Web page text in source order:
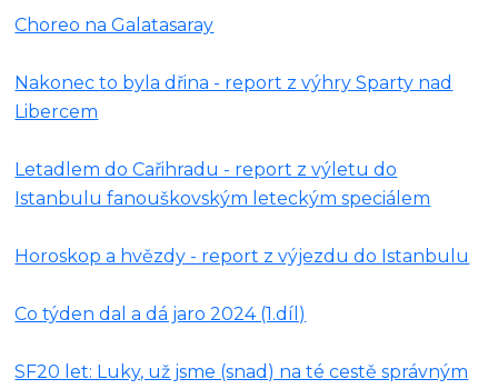
Choreo na Galatasaray
Nakonec to byla dřina - report z výhry Sparty nad
Libercem
Letadlem do Cařihradu - report z výletu do
Istanbulu fanouškovským leteckým speciálem
Horoskop a hvězdy - report z výjezdu do Istanbulu
Co týden dal a dá jaro 2024 (1.díl)
SF20 let: Luky, už jsme (snad) na té cestě správným